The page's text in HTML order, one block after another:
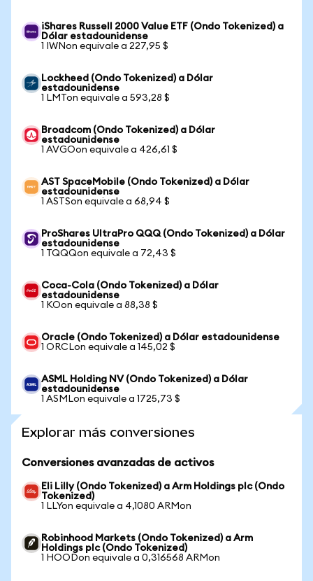
iShares Russell 2000 Value ETF (Ondo Tokenized) a
Dólar estadounidense
1 IWNon equivale a 227,95 $
Lockheed (Ondo Tokenized) a Dólar
estadounidense
1 LMTon equivale a 593,28 $
Broadcom (Ondo Tokenized) a Dólar
estadounidense
1 AVGOon equivale a 426,61 $
AST SpaceMobile (Ondo Tokenized) a Dólar
estadounidense
1 ASTSon equivale a 68,94 $
ProShares UltraPro QQQ (Ondo Tokenized) a Dólar
estadounidense
1 TQQQon equivale a 72,43 $
Coca-Cola (Ondo Tokenized) a Dólar
estadounidense
1 KOon equivale a 88,38 $
Oracle (Ondo Tokenized) a Dólar estadounidense
1 ORCLon equivale a 145,02 $
ASML Holding NV (Ondo Tokenized) a Dólar
estadounidense
1 ASMLon equivale a 1725,73 $
Explorar más conversiones
Conversiones avanzadas de activos
Eli Lilly (Ondo Tokenized) a Arm Holdings plc (Ondo
Tokenized)
1 LLYon equivale a 4,1080 ARMon
Robinhood Markets (Ondo Tokenized) a Arm
Holdings plc (Ondo Tokenized)
1 HOODon equivale a 0,316568 ARMon